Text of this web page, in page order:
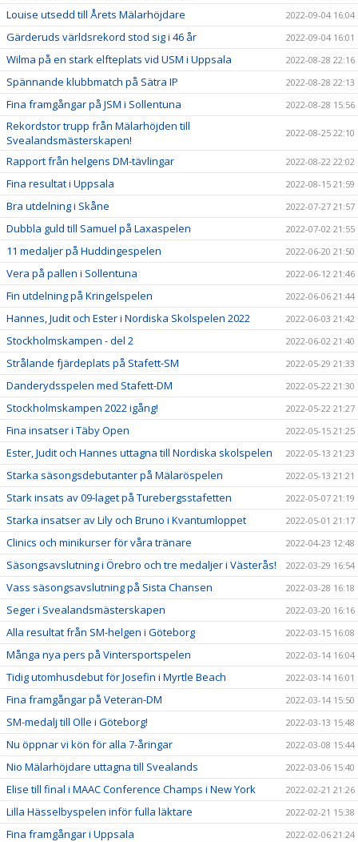
Louise utsedd till Årets Mälarhöjdare 2022-09-04 16:04
Gärderuds världsrekord stod sig i 46 år 2022-09-04 16:01
Wilma på en stark elfteplats vid USM i Uppsala 2022-08-28 22:16
Spännande klubbmatch på Sätra IP 2022-08-28 22:13
Fina framgångar på JSM i Sollentuna 2022-08-28 15:56
Rekordstor trupp från Mälarhöjden till
Svealandsmästerskapen!
2022-08-25 22:10
Rapport från helgens DM-tävlingar 2022-08-22 22:02
Fina resultat i Uppsala 2022-08-15 21:59
Bra utdelning i Skåne 2022-07-27 21:57
Dubbla guld till Samuel på Laxaspelen 2022-07-02 21:55
11 medaljer på Huddingespelen 2022-06-20 21:50
Vera på pallen i Sollentuna 2022-06-12 21:46
Fin utdelning på Kringelspelen 2022-06-06 21:44
Hannes, Judit och Ester i Nordiska Skolspelen 2022 2022-06-03 21:42
Stockholmskampen - del 2 2022-06-02 21:40
Strålande fjärdeplats på Stafett-SM 2022-05-29 21:33
Danderydsspelen med Stafett-DM 2022-05-22 21:30
Stockholmskampen 2022 igång! 2022-05-22 21:27
Fina insatser i Täby Open 2022-05-15 21:25
Ester, Judit och Hannes uttagna till Nordiska skolspelen 2022-05-13 21:23
Starka säsongsdebutanter på Mälaröspelen 2022-05-13 21:21
Stark insats av 09-laget på Turebergsstafetten 2022-05-07 21:19
Starka insatser av Lily och Bruno i Kvantumloppet 2022-05-01 21:17
Clinics och minikurser för våra tränare 2022-04-23 12:48
Säsongsavslutning i Örebro och tre medaljer i Västerås! 2022-03-29 16:54
Vass säsongsavslutning på Sista Chansen 2022-03-28 16:18
Seger i Svealandsmästerskapen 2022-03-20 16:16
Alla resultat från SM-helgen i Göteborg 2022-03-15 16:08
Många nya pers på Vintersportspelen 2022-03-14 16:04
Tidig utomhusdebut för Josefin i Myrtle Beach 2022-03-14 16:01
Fina framgångar på Veteran-DM 2022-03-14 15:50
SM-medalj till Olle i Göteborg! 2022-03-13 15:48
Nu öppnar vi kön för alla 7-åringar 2022-03-08 15:44
Nio Mälarhöjdare uttagna till Svealands 2022-03-06 15:40
Elise till final i MAAC Conference Champs i New York 2022-02-21 21:26
Lilla Hässelbyspelen inför fulla läktare 2022-02-21 15:38
Fina framgångar i Uppsala 2022-02-06 21:24